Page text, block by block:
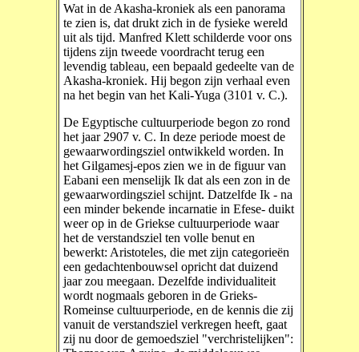
Wat in de Akasha-kroniek als een panorama
te zien is, dat drukt zich in de fysieke wereld
uit als tijd. Manfred Klett schilderde voor ons
tijdens zijn tweede voordracht terug een
levendig tableau, een bepaald gedeelte van de
Akasha-kroniek. Hij begon zijn verhaal even
na het begin van het Kali-Yuga (3101 v. C.).
De Egyptische cultuurperiode begon zo rond
het jaar 2907 v. C. In deze periode moest de
gewaarwordingsziel ontwikkeld worden. In
het Gilgamesj-epos zien we in de figuur van
Eabani een menselijk Ik dat als een zon in de
gewaarwordingsziel schijnt. Datzelfde Ik - na
een minder bekende incarnatie in Efese- duikt
weer op in de Griekse cultuurperiode waar
het de verstandsziel ten volle benut en
bewerkt: Aristoteles, die met zijn categorieën
een gedachtenbouwsel opricht dat duizend
jaar zou meegaan. Dezelfde individualiteit
wordt nogmaals geboren in de Grieks-
Romeinse cultuurperiode, en de kennis die zij
vanuit de verstandsziel verkregen heeft, gaat
zij nu door de gemoedsziel "verchristelijken":